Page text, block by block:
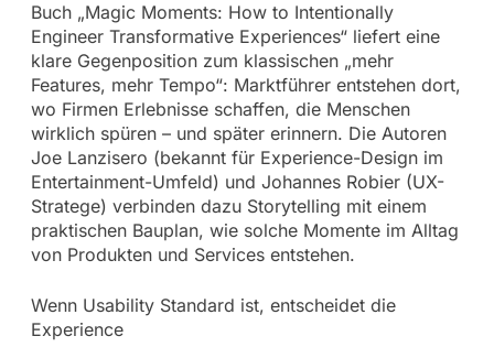
Buch „Magic Moments: How to Intentionally
Engineer Transformative Experiences“ liefert eine
klare Gegenposition zum klassischen „mehr
Features, mehr Tempo“: Marktführer entstehen dort,
wo Firmen Erlebnisse schaffen, die Menschen
wirklich spüren – und später erinnern. Die Autoren
Joe Lanzisero (bekannt für Experience-Design im
Entertainment-Umfeld) und Johannes Robier (UX-
Stratege) verbinden dazu Storytelling mit einem
praktischen Bauplan, wie solche Momente im Alltag
von Produkten und Services entstehen.
Wenn Usability Standard ist, entscheidet die
Experience